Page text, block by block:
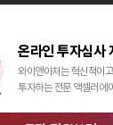
온라인 투자심사
와이앤아처는 혁신적이
투자하는 전문 액셀러에
A동 2층 코워킹스페이스 (양평동,